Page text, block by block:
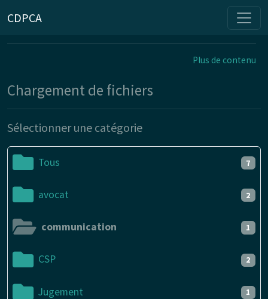
CDPCA
Plus de contenu
Chargement de fichiers
Sélectionner une catégorie
Tous 7
avocat 2
communication 1
CSP 2
Jugement 1